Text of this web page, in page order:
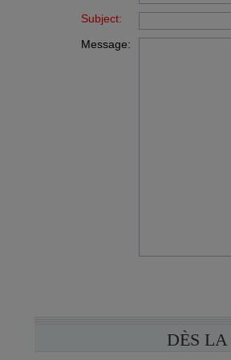
Subject:
Message:
DÈS LA